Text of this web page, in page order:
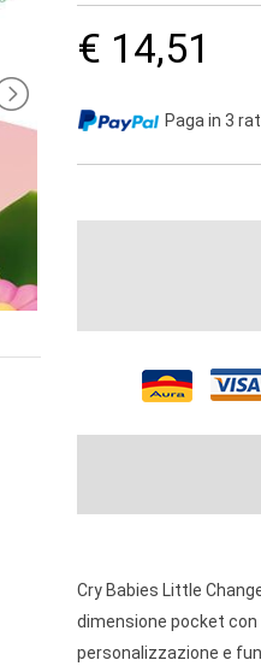
€ 14,51
Paga in 3
Cry Babies Little
dimensione pocket
personalizzazione e